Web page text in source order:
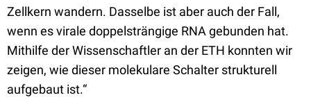
Zellkern wandern. Dasselbe ist aber auch der Fall,
wenn es virale doppelsträngige RNA gebunden hat.
Mithilfe der Wissenschaftler an der ETH konnten wir
zeigen, wie dieser molekulare Schalter strukturell
aufgebaut ist.“